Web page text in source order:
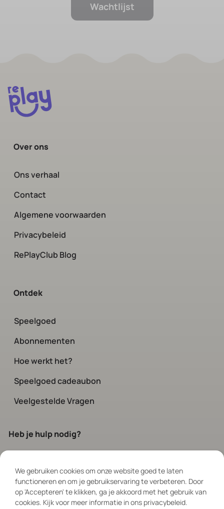
Wachtlijst
Over ons
Ons verhaal
Contact
Algemene voorwaarden
Privacybeleid
RePlayClub Blog
Ontdek
Speelgoed
Abonnementen
Hoe werkt het?
Speelgoed cadeaubon
Veelgestelde Vragen
Heb je hulp nodig?
service. Elke dag bereikbaar via chat
en social tussen 08:00 – 19:00
We gebruiken cookies om onze website goed te laten
functioneren en om je gebruikservaring te verbeteren. Door
op 'Accepteren' te klikken, ga je akkoord met het gebruik van
cookies. Kijk voor meer informatie in ons privacybeleid.